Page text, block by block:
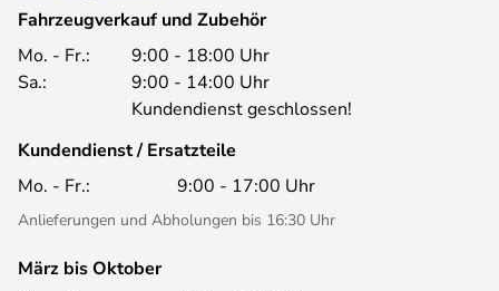
Fahrzeugverkauf und Zubehör
Mo. - Fr.:
9:00 - 18:00 Uhr
Sa.:
9:00 - 14:00 Uhr
Kundendienst geschlossen!
Kundendienst / Ersatzteile
Anlieferungen und Abholungen bis 16:30 Uhr
Mo. - Fr.: 9:00 - 17:00 Uhr
März bis Oktober